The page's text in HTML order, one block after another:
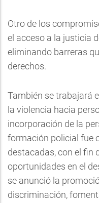
Otro de los
el acceso a la justicia
eliminando barreras
derechos.
También se trabajará
la violencia hacia
incorporación de la
formación policial fue
destacadas, con el fin
oportunidades en el
se anunció la
discriminación,